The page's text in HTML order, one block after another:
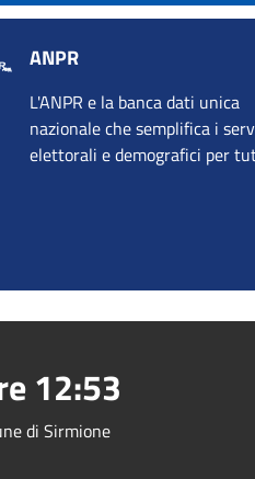
ANPR
L'ANPR e la banca dati unica
nazionale che semplifica i
elettorali e demografici per
12:53
di Sirmione